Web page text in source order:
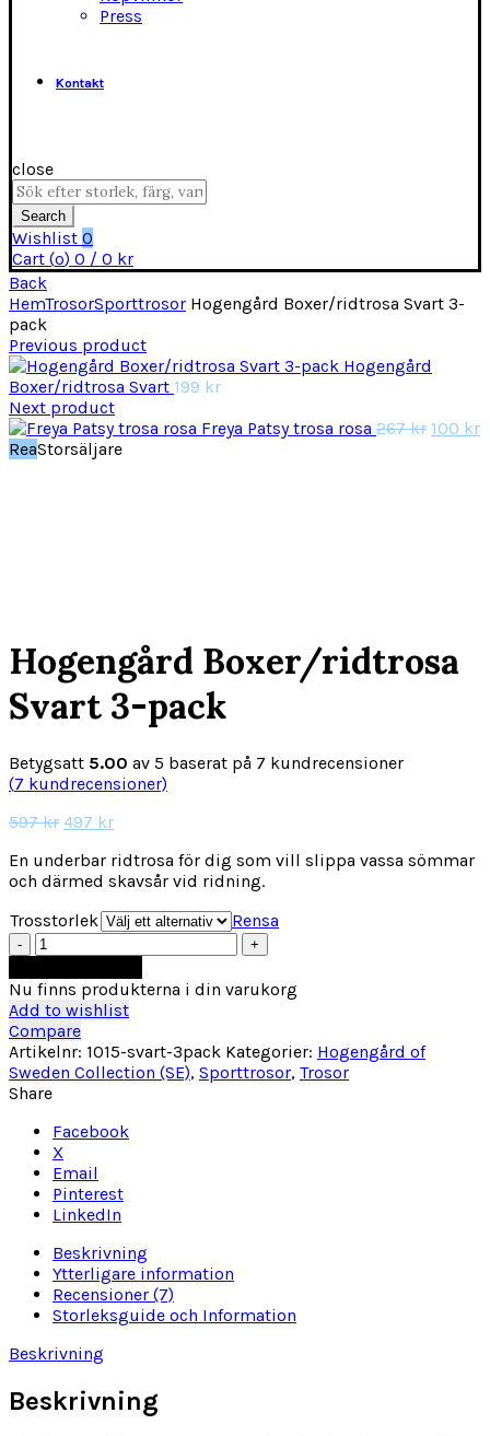
Press
Kontakt
close
Search
for:
Search
Wishlist 0
Cart (o) 0 / 0 kr
Back
HemTrosorSporttrosor Hogengård Boxer/ridtrosa Svart 3-
pack
Previous product
Hogengård
Boxer/ridtrosa Svart 199 kr
Next product
Freya Patsy trosa rosa 267kr Det
100 kr
ReaStorsäljare
Hogengård Boxer/ridtrosa
Svart 3-pack
Betygsatt 5.00 av 5 baserat på 7 kundrecensioner
(7 kundrecensioner)
597kr Det
priset
var:
497 krDet
priset
är:
En underbar ridtrosa för dig som vill slippa vassa sömmar
och därmed skavsår vid ridning.
Trosstorlek
Rensa
Hogengård
Boxer/ridtrosa
Svart
3-
pack
mängd
Nu finns produkterna i din varukorg
Add to wishlist
Compare
Artikelnr: 1015-svart-3pack Kategorier: Hogengård of
Sweden Collection (SE), Sporttrosor, Trosor
Share
Facebook
X
Email
Pinterest
LinkedIn
Beskrivning
Ytterligare information
Recensioner (7)
Storleksguide och Information
Beskrivning
Beskrivning